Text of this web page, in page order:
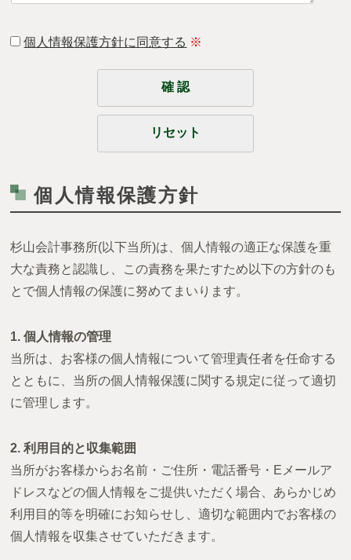
個人情報保護方針に同意する ※
個人情報保護方針
杉山会計事務所(以下当所)は、個人情報の適正な保護を重
大な責務と認識し、この責務を果たすため以下の方針のも
とで個人情報の保護に努めてまいります。
1. 個人情報の管理
当所は、お客様の個人情報について管理責任者を任命する
とともに、当所の個人情報保護に関する規定に従って適切
に管理します。
2. 利用目的と収集範囲
当所がお客様からお名前・ご住所・電話番号・Eメールア
ドレスなどの個人情報をご提供いただく場合、あらかじめ
利用目的等を明確にお知らせし、適切な範囲内でお客様の
個人情報を収集させていただきます。